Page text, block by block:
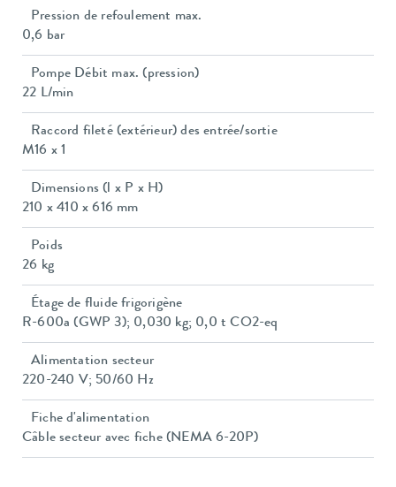
Pression de refoulement max.
0,6 bar
Pompe Débit max. (pression)
22 L/min
Raccord fileté (extérieur) des entrée/sortie
M16 x 1
Dimensions (l x P x H)
210 x 410 x 616 mm
Poids
26 kg
Étage de fluide frigorigène
R-600a (GWP 3); 0,030 kg; 0,0 t CO2-eq
Alimentation secteur
220-240 V; 50/60 Hz
Fiche d'alimentation
Câble secteur avec fiche (NEMA 6-20P)